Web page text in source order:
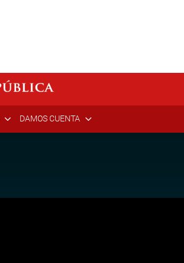
DAMOS CUENTA